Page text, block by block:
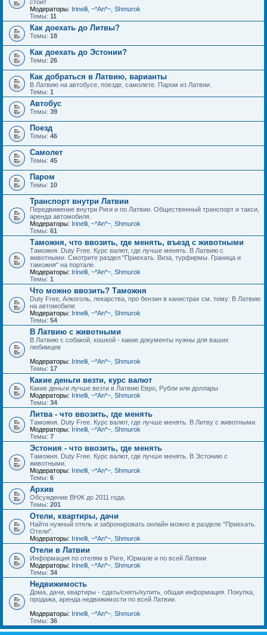
стоит
Модераторы: Irinelli ~*An*~ Shmurok
Темы: 11
Как доехать до Литвы?
Темы: 18
Как доехать до Эстонии?
Темы: 26
Как добраться в Латвию, варианты
В Латвию на автобусе, поезде, самолете. Паром из Латвии.
Темы: 1
Автобус
Темы: 39
Поезд
Темы: 46
Самолет
Темы: 45
Паром
Темы: 10
Транспорт внутри Латвии
Передвижение внутри Риги и по Латвии. Общественный транспорт и такси,
аренда автомобиля.
Модераторы: Irinelli ~*An*~ Shmurok
Темы: 61
Таможня, что ввозить, где менять, въезд с животными
Таможня. Duty Free. Курс валют, где лучше менять. В Латвию с
животными. Смотрите раздел "Приехать. Виза, турфирмы. Граница и
таможня" на портале.
Модераторы: Irinelli ~*An*~ Shmurok
Темы: 1
Что можно ввозить? Таможня
Duty Free, Алкоголь, лекарства, про бензин в канистрах см. тему: В Латвию
на автомобиле
Модераторы: Irinelli ~*An*~ Shmurok
Темы: 54
В Латвию с животными
В Латвию с собакой, кошкой - какие документы нужны для ваших
любимцев
Модераторы: Irinelli ~*An*~ Shmurok
Темы: 17
Какие деньги везти, курс валют
Какие деньги лучше везти в Латвию Евро, Рубли или доллары
Модераторы: Irinelli ~*An*~ Shmurok
Темы: 34
Литва - что ввозить, где менять
Таможня. Duty Free. Курс валют, где лучше менять. В Литву с животными.
Модераторы: Irinelli ~*An*~ Shmurok
Темы: 7
Эстония - что ввозить, где менять
Таможня. Duty Free. Курс валют, где лучше менять. В Эстонию с
животными.
Модераторы: Irinelli ~*An*~ Shmurok
Темы: 6
Архив
Обсуждение ВНЖ до 2011 года.
Темы: 201
Отели, квартиры, дачи
Найти нужный отель и забронировать онлайн можно в разделе "Приехать.
Отели".
Модераторы: Irinelli ~*An*~ Shmurok
Отели в Латвии
Информация по отелям в Риге, Юрмале и по всей Латвии
Модераторы: Irinelli ~*An*~ Shmurok
Темы: 34
Недвижимость
Дома, дачи, квартиры - сдать/снять/купить, общая информация. Покупка,
продажа, аренда недвижимости по всей Латвии.
Модераторы: Irinelli ~*An*~ Shmurok
Темы: 36